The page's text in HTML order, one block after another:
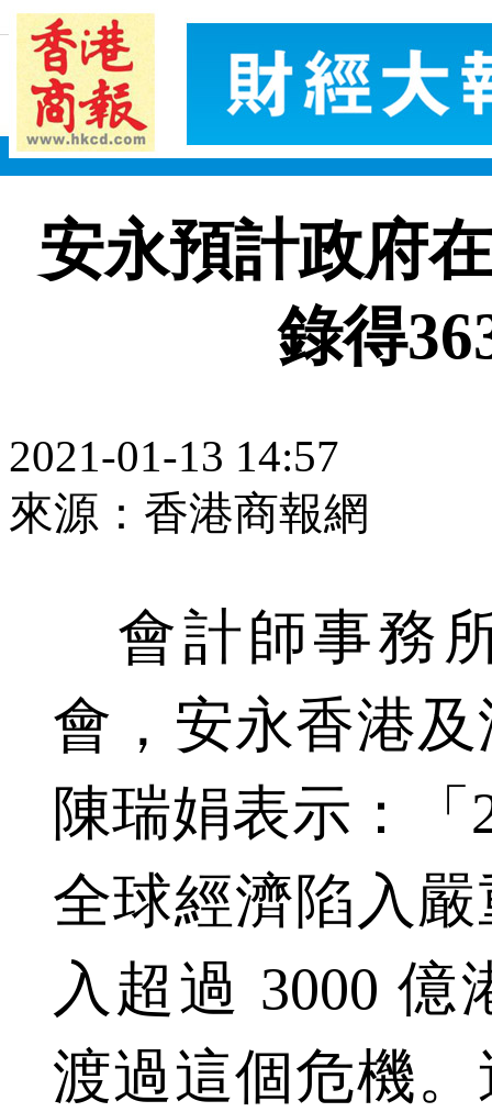
安永預計政府
錄得
2021-01-13 14:57
來源：香港商報網
會計師事務
會，安永香港
陳瑞娟表示：「
全球經濟陷入
入超過 3000
渡過這個危機